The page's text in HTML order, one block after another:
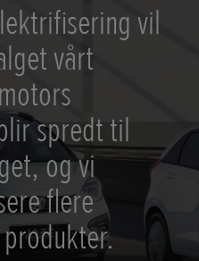
vil
vårt
spredt til
og vi
flere